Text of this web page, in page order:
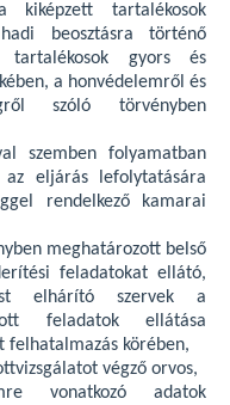
kiképzett tartalékosok
beosztásra történő
gyors és
a honvédelemről és
szóló törvényben
szemben folyamatban
eljárás lefolytatására
rendelkező kamarai
meghatározott belső
feladatokat ellátó,
elhárító szervek a
feladatok ellátása
felhatalmazás körében,
végző orvos,
vonatkozó adatok